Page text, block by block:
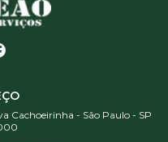
Cachoeirinha - São Paulo - SP